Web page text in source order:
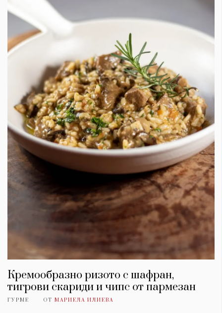
Кремообразно ризото с шафран,
тигрови скариди и чипс от пармезан
ГУРМЕ ОТ МАРИЕЛА ИЛИЕВА